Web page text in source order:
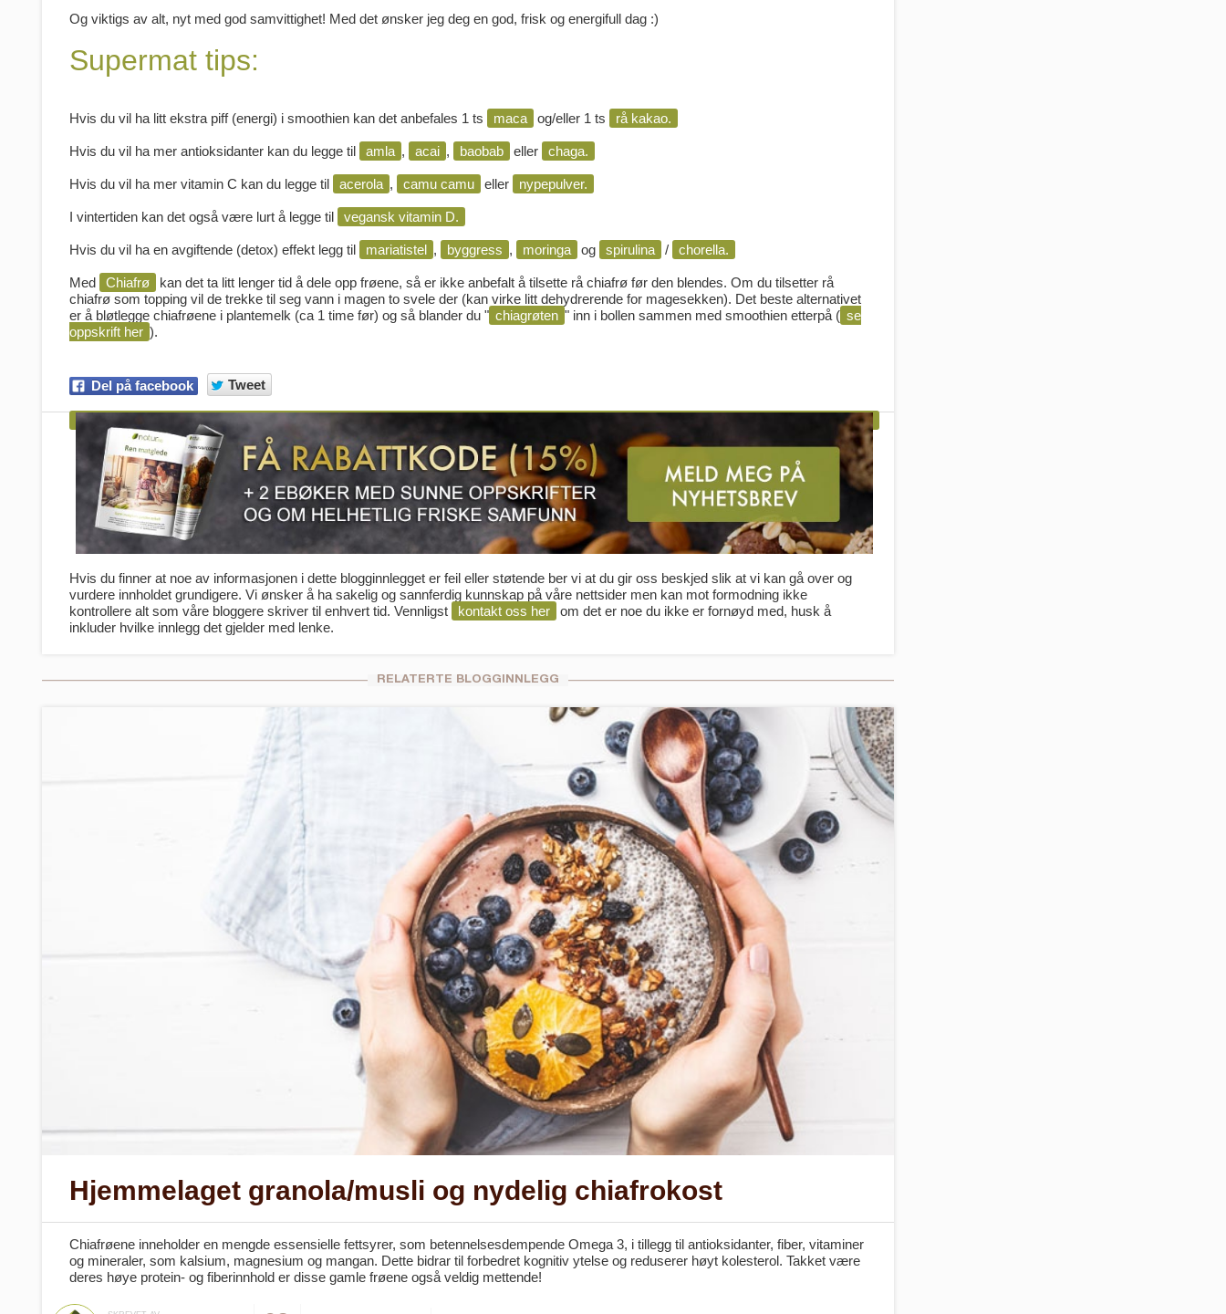
Og viktigs av alt, nyt med god samvittighet! Med det ønsker jeg deg en god, frisk og energifull dag :)
Supermat tips:
Hvis du vil ha litt ekstra piff (energi) i smoothien kan det anbefales 1 ts maca og/eller 1 ts rå kakao.
Hvis du vil ha mer antioksidanter kan du legge til amla , acai , baobab eller chaga.
Hvis du vil ha mer vitamin C kan du legge til acerola , camu camu eller nypepulver.
I vintertiden kan det også være lurt å legge til vegansk vitamin D.
Hvis du vil ha en avgiftende (detox) effekt legg til mariatistel , byggress , moringa og spirulina / chorella.
Med Chiafrø
kan det ta litt lenger tid å dele opp frøene, så er ikke anbefalt å tilsette rå chiafrø før den blendes. Om du tilsetter rå
chiafrø som topping vil de trekke til seg vann i magen to svele der (kan virke litt dehydrerende for magesekken). Det beste alternativet
er å bløtlegge chiafrøene i plantemelk (ca 1 time før) og så blander du " chiagrøten " inn i bollen sammen med smoothien etterpå ( se
oppskrift her ).
Del på facebook Tweet
Hvis du finner at noe av informasjonen i dette blogginnlegget er feil eller støtende ber vi at du gir oss beskjed slik at vi kan gå over og
vurdere innholdet grundigere. Vi ønsker å ha sakelig og sannferdig kunnskap på våre nettsider men kan mot formodning ikke
kontrollere alt som våre bloggere skriver til enhvert tid. Vennligst
kontakt oss her
om det er noe du ikke er fornøyd med, husk å
inkluder hvilke innlegg det gjelder med lenke.
RELATERTE BLOGGINNLEGG
Hjemmelaget granola/musli og nydelig chiafrokost
Chiafrøene inneholder en mengde essensielle fettsyrer, som betennelsesdempende Omega 3, i tillegg til antioksidanter, fiber, vitaminer
og mineraler, som kalsium, magnesium og mangan. Dette bidrar til forbedret kognitiv ytelse og reduserer høyt kolesterol. Takket være
deres høye protein- og fiberinnhold er disse gamle frøene også veldig mettende!